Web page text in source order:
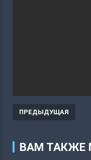
ПРЕДЫДУЩАЯ
ВАМ ТАКЖЕ